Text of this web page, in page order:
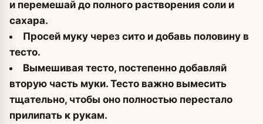
и перемешай до полного растворения соли и
сахара.
Просей муку через сито и добавь половину в
тесто.
Вымешивая тесто, постепенно добавляй
вторую часть муки. Тесто важно вымесить
тщательно, чтобы оно полностью перестало
прилипать к рукам.